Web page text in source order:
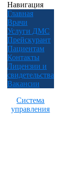
Навигация
Главная
Врачи
Услуги ДМС
Прейскурант
Пациентам
Контакты
Лицензии и
свидетельства
Вакансии
Система
управления